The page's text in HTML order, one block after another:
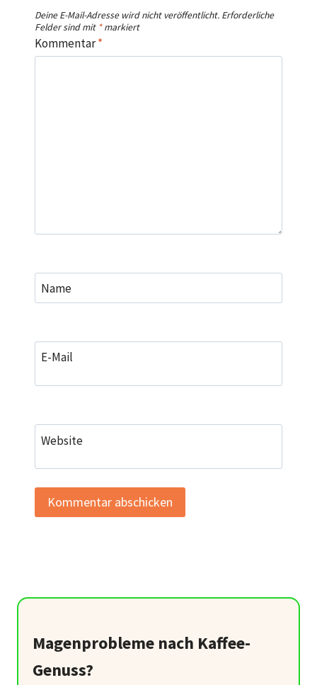
Deine E-Mail-Adresse wird nicht veröffentlicht. Erforderliche
Felder sind mit *markiert
Kommentar*
Name
E-Mail
Website
Magenprobleme nach Kaffee-
Genuss?